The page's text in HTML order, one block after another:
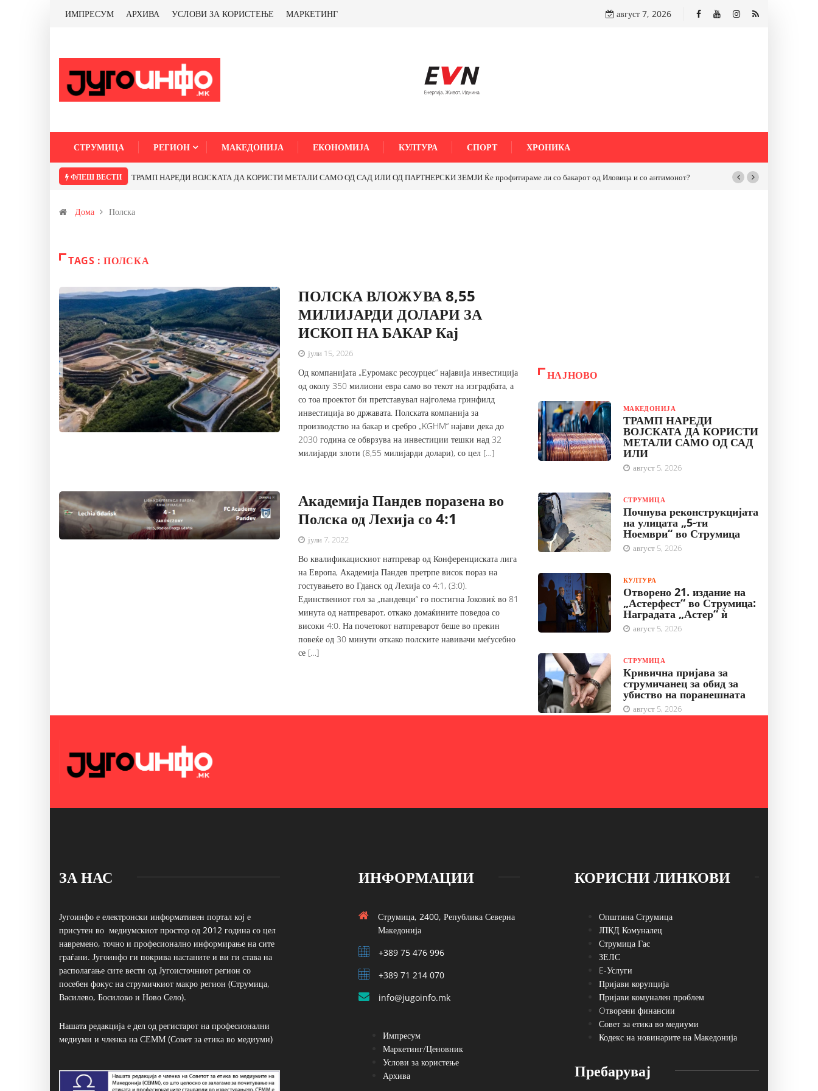
ИМПРЕСУМ АРХИВА УСЛОВИ ЗА КОРИСТЕЊЕ МАРКЕТИНГ август 7, 2026
СТРУМИЦА РЕГИОН МАКЕДОНИЈА ЕКОНОМИЈА КУЛТУРА СПОРТ ХРОНИКА
ФЛЕШ ВЕСТИ ТРАМП НАРЕДИ ВОЈСКАТА ДА КОРИСТИ МЕТАЛИ САМО ОД САД ИЛИ ОД ПАРТНЕРСКИ ЗЕМЈИ Ќе профитираме ли со бакарот од Иловица и со антимонот?
Дома Полска
TAGS : ПОЛСКА
ПОЛСКА ВЛОЖУВА 8,55
МИЛИЈАРДИ ДОЛАРИ ЗА
ИСКОП НА БАКАР Кај
јули 15, 2026
Од компанијата „Еуромакс ресоурцес“ најавија инвестиција
од околу 350 милиони евра само во текот на изградбата, а
со тоа проектот би претставувал најголема гринфилд
инвестиција во државата. Полската компанија за
производство на бакар и сребро „KGHM“ најави дека до
2030 година се обврзува на инвестиции тешки над 32
милијарди злоти (8,55 милијарди долари), со цел […]
Академија Пандев поразена во
Полска од Лехија со 4:1
јули 7, 2022
Во квалификацискиот натпревар од Конференциската лига
на Европа, Академија Пандев претрпе висок пораз на
гостувањето во Гданск од Лехија со 4:1, (3:0).
Единствениот гол за „пандевци“ го постигна Јоковиќ во 81
минута од натпреварот, откако домаќините поведоа со
високи 4:0. На почетокот натпреварот беше во прекин
повеќе од 30 минути откако полските навивачи меѓусебно
се […]
НАЈНОВО
МАКЕДОНИЈА
ТРАМП НАРЕДИ
ВОЈСКАТА ДА КОРИСТИ
МЕТАЛИ САМО ОД САД
ИЛИ
август 5, 2026
СТРУМИЦА
Почнува реконструкцијата
на улицата „5-ти
Ноември“ во Струмица
август 5, 2026
КУЛТУРА
Отворено 21. издание на
„Астерфест“ во Струмица:
Наградата „Астер“ ѝ
август 5, 2026
СТРУМИЦА
Кривична пријава за
струмичанец за обид за
убиство на поранешната
август 5, 2026
ЗА НАС
Југоинфо е електронски информативен портал кој е
присутен во медиумскиот простор од 2012 година со цел
навремено, точно и професионално информирање на сите
граѓани. Југоинфо ги покрива настаните и ви ги става на
располагање сите вести од Југоисточниот регион со
посебен фокус на струмичкиот макро регион (Струмица,
Василево, Босилово и Ново Село).
Нашата редакција е дел од регистарот на професионални
медиуми и членка на СЕММ (Совет за етика во медиуми)
ИНФОРМАЦИИ
Струмица, 2400, Република Северна
Македонија
+389 75 476 996
+389 71 214 070
info@jugoinfo.mk
Импресум
Маркетинг/Ценовник
Услови за користење
Архива
КОРИСНИ ЛИНКОВИ
Општина Струмица
ЈПКД Комуналец
Струмица Гас
ЗЕЛС
E-Услуги
Пријави корупција
Пријави комунален проблем
Oтворени финансии
Совет за етика во медиуми
Кодекс на новинарите на Македонија
Пребарувај